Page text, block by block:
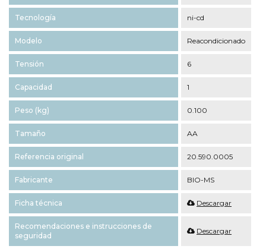
Tecnología ni-cd
Modelo Reacondicionado
Tensión 6
Capacidad 1
Peso (kg) 0.100
Tamaño AA
Referencia original 20.590.0005
Fabricante BIO-MS
Ficha técnica Descargar
Recomendaciones e instrucciones de
seguridad
Descargar